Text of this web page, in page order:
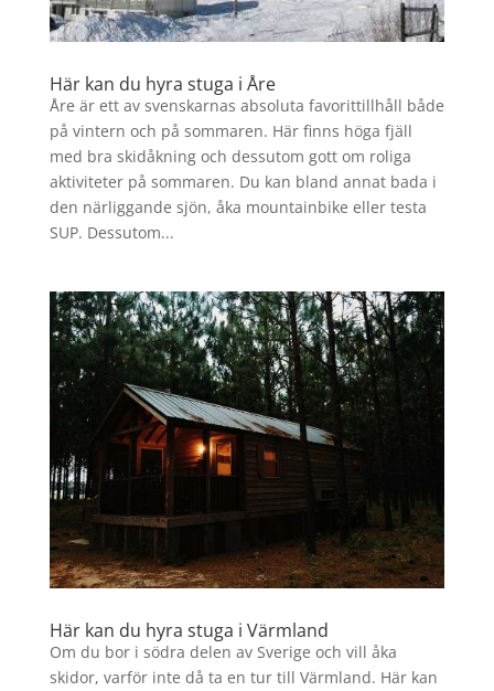
Här kan du hyra stuga i Åre
Åre är ett av svenskarnas absoluta favorittillhåll både
på vintern och på sommaren. Här finns höga fjäll
med bra skidåkning och dessutom gott om roliga
aktiviteter på sommaren. Du kan bland annat bada i
den närliggande sjön, åka mountainbike eller testa
SUP. Dessutom...
Här kan du hyra stuga i Värmland
Om du bor i södra delen av Sverige och vill åka
skidor, varför inte då ta en tur till Värmland. Här kan